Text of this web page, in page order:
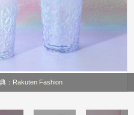
： Rakuten Fashion